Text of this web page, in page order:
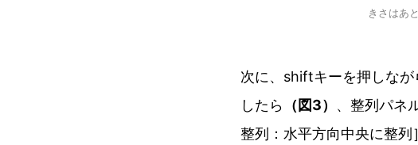
きさはあ
次に、shiftキーを押しな
したら （図3） 、整列パネ
整列：水平方向中央に整